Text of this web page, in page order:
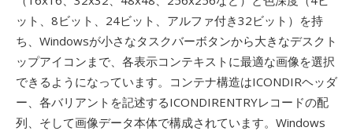
ット、8ビット、24ビット、アルファ付き32ビット）を持
ち、Windowsが小さなタスクバーボタンから大きなデスクト
ップアイコンまで、各表示コンテキストに最適な画像を選択
できるようになっています。コンテナ構造はICONDIRヘッダ
ー、各バリアントを記述するICONDIRENTRYレコードの配
列、そして画像データ本体で構成されています。Windows